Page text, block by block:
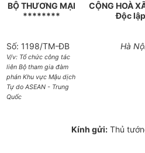
BỘ THƯƠNG MẠI
********
CỘNG HOÀ
Độc
Số: 1198/TM-ĐB
V/v: Tổ chức công tác
liên Bộ tham gia đàm
phán Khu vực Mậu dịch
Tự do ASEAN - Trung
Quốc
Hà
Kính gửi: Thủ